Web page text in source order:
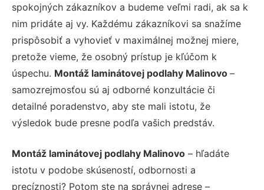
spokojných zákazníkov a budeme veľmi radi, ak sa k
nim pridáte aj vy. Každému zákazníkovi sa snažíme
prispôsobiť a vyhovieť v maximálnej možnej miere,
pretože vieme, že osobný prístup je kľúčom k
úspechu. Montáž laminátovej podlahy Malinovo –
samozrejmosťou sú aj odborné konzultácie či
detailné poradenstvo, aby ste mali istotu, že
výsledok bude presne podľa vašich predstáv.
Montáž laminátovej podlahy Malinovo – hľadáte
istotu v podobe skúseností, odbornosti a
precíznosti? Potom ste na správnej adrese –